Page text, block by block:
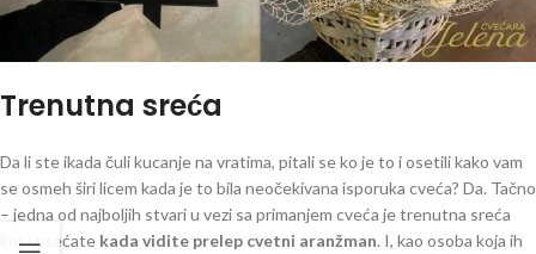
Trenutna sreća
Da li ste ikada čuli kucanje na vratima, pitali se ko je to i osetili kako vam
se osmeh širi licem kada je to bila neočekivana isporuka cveća? Da. Tačno
– jedna od najboljih stvari u vezi sa primanjem cveća je trenutna sreća
koju osećate kada vidite prelep cvetni aranžman. I, kao osoba koja ih